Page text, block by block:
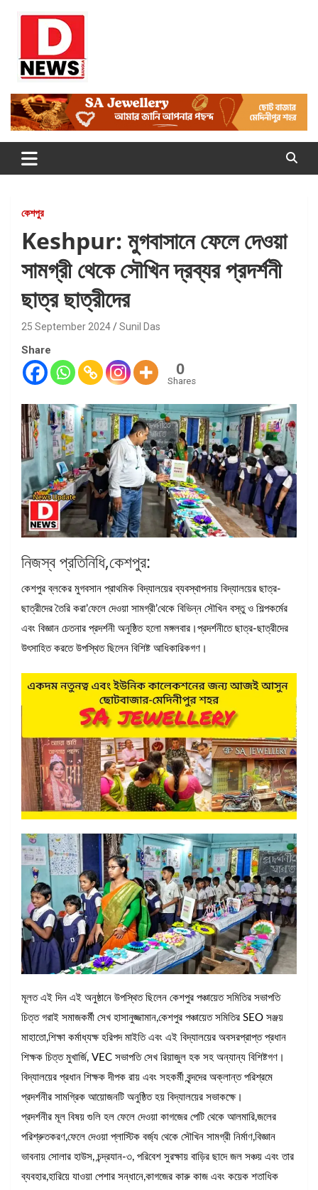
Dnews
#Medinipur24X7News
কেশপুর
Keshpur: মুগবাসানে ফেলে দেওয়া
সামগ্রী থেকে সৌখিন দ্রব্যর প্রদর্শনী
ছাত্র ছাত্রীদের
25 September 2024 Sunil Das
Share
0
Shares
নিজস্ব প্রতিনিধি,কেশপুর:
কেশপুর ব্লকের মুগবসান প্রাথমিক বিদ্যালয়ের ব্যবস্থাপনায় বিদ্যালয়ের ছাত্র-
ছাত্রীদের তৈরি করা’ফেলে দেওয়া সামগ্রী’থেকে বিভিন্ন সৌখিন বস্তু ও শিল্পকর্মের
এবং বিজ্ঞান চেতনার প্রদর্শনী অনুষ্ঠিত হলো মঙ্গলবার।প্রদর্শনীতে ছাত্র-ছাত্রীদের
উৎসাহিত করতে উপস্থিত ছিলেন বিশিষ্ট আধিকারিকগণ।
মূলত এই দিন এই অনুষ্ঠানে উপস্থিত ছিলেন কেশপুর পঞ্চায়েত সমিতির সভাপতি
চিত্ত গরাই সমাজকর্মী সেখ হাসানুজ্জামান,কেশপুর পঞ্চায়েত সমিতির SEO সঞ্জয়
মাহাতো,শিক্ষা কর্মাধ্যক্ষ হরিপদ মাইতি এবং এই বিদ্যালয়ের অবসরপ্রাপ্ত প্রধান
শিক্ষক চিত্ত মুখার্জি, VEC সভাপতি সেখ রিয়াজুল হক সহ অন্যান্য বিশিষ্টগণ।
বিদ্যালয়ের প্রধান শিক্ষক দীপক রায় এবং সহকর্মী বৃন্দদের অক্লান্ত পরিশ্রমে
প্রদর্শনীর সামগ্রিক আয়োজনটি অনুষ্ঠিত হয় বিদ্যালয়ের সভাকক্ষে।
প্রদর্শনীর মূল বিষয় গুলি হল ফেলে দেওয়া কাগজের পেটি থেকে আলমারি,জলের
পরিশ্রুতকরণ,ফেলে দেওয়া প্লাস্টিক বর্জ্য থেকে সৌখিন সামগ্রী নির্মাণ,বিজ্ঞান
ভাবনায় সোলার হাউস, চন্দ্রযান-৩, পরিবেশ সুরক্ষায় বাড়ির ছাদে জল সঞ্চয় এবং তার
ব্যবহার,হারিয়ে যাওয়া পেশার সন্ধানে,কাগজের কারু কাজ এবং কয়েক শতাধিক